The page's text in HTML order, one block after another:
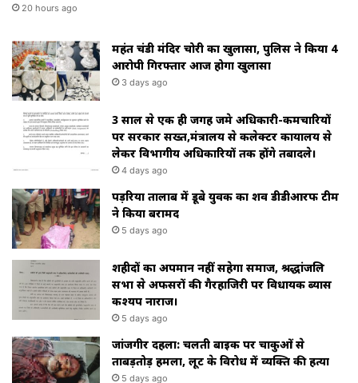
20 hours ago
महंत चंडी मंदिर चोरी का खुलासा, पुलिस ने किया 4
आरोपी गिरफ्तार आज होगा खुलासा
3 days ago
3 साल से एक ही जगह जमे अधिकारी-कर्मचारियों
पर सरकार सख्त,मंत्रालय से कलेक्टर कार्यालय से
लेकर विभागीय अधिकारियों तक होंगे तबादले।
4 days ago
पड़रिया तालाब में डूबे युवक का शव डीडीआरफ टीम
ने किया बरामद
5 days ago
शहीदों का अपमान नहीं सहेगा समाज, श्रद्धांजलि
सभा से अफसरों की गैरहाजिरी पर विधायक ब्यास
कश्यप नाराज।
5 days ago
जांजगीर दहला: चलती बाइक पर चाकुओं से
ताबड़तोड़ हमला, लूट के विरोध में व्यक्ति की हत्या
5 days ago